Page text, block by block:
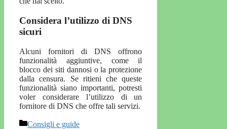
Considera l’utilizzo di DNS
sicuri
Alcuni fornitori di DNS offrono
funzionalità aggiuntive, come il
blocco dei siti dannosi o la protezione
dalla censura. Se ritieni che queste
funzionalità siano importanti, potresti
voler considerare l’utilizzo di un
fornitore di DNS che offre tali servizi.
Categorie
Consigli e guide